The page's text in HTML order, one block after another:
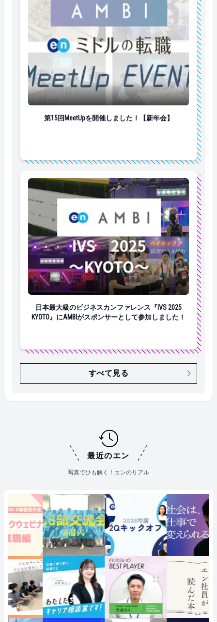
第15回MeetUpを開催しました！【新年会】
日本最大級のビジネスカンファレンス『IVS 2025
日本最大級のビジネスカンファレンス『IVS 2025
KYOTO』にAMBIがスポンサーとして参加しました！
すべて見る
最近のエン
写真でひも解く！エンのリアル